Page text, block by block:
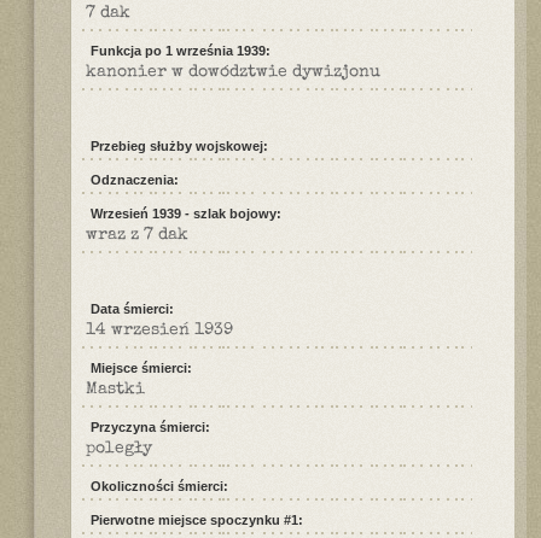
7 dak
Funkcja po 1 września 1939:
kanonier w dowództwie dywizjonu
Przebieg służby wojskowej:
Odznaczenia:
Wrzesień 1939 - szlak bojowy:
wraz z 7 dak
Data śmierci:
14 wrzesień 1939
Miejsce śmierci:
Mastki
Przyczyna śmierci:
poległy
Okoliczności śmierci:
Pierwotne miejsce spoczynku #1: